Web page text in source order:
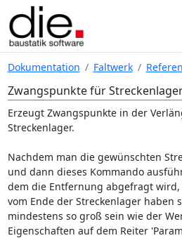
Dokumentation Faltwerk
Zwangspunkte für
Erzeugt Zwangspunkte in der
Streckenlager.
Nachdem man die gewünschten
und dann dieses Kommando
dem die Entfernung abgefragt wird,
vom Ende der Streckenlager haben
mindestens so groß sein wie der
Eigenschaften auf dem Reiter